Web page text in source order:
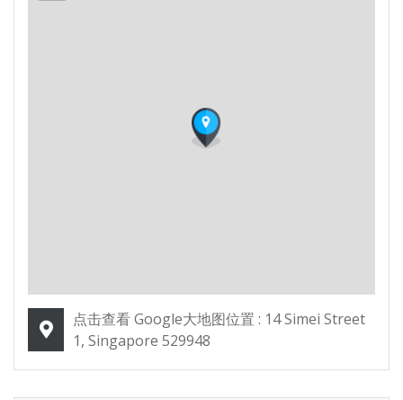
点击查看 Google大地图位置 : 14 Simei Street
1, Singapore 529948